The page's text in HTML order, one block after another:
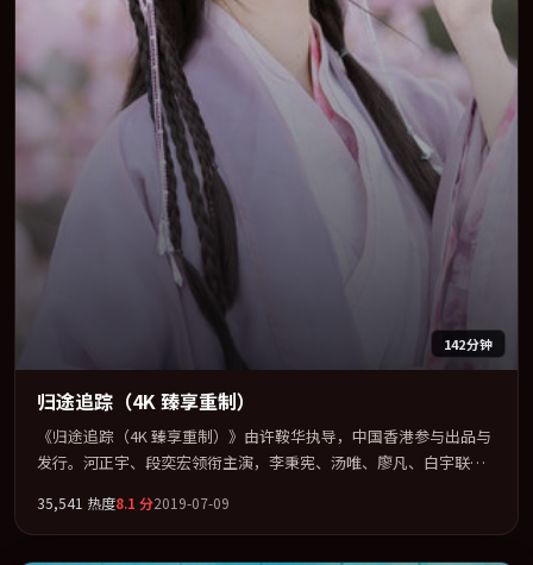
142分钟
归途追踪（4K 臻享重制）
《归途追踪（4K 臻享重制）》由许鞍华执导，中国香港参与出品与
发行。河正宇、段奕宏领衔主演，李秉宪、汤唯、廖凡、白宇联袂
类型为骨架，在叙事、表演与视听上力求统一。定于 2019-10-11 在
内地院线及主流平台同步亮相，2019 年度话题片中口碑稳健，适合
35,541 热度8.1 分2019-07-09